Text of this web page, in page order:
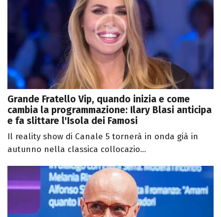
Grande Fratello Vip, quando inizia e come
cambia la programmazione: Ilary Blasi anticipa
e fa slittare l'Isola dei Famosi
Il reality show di Canale 5 tornerà in onda già in
autunno nella classica collocazio...